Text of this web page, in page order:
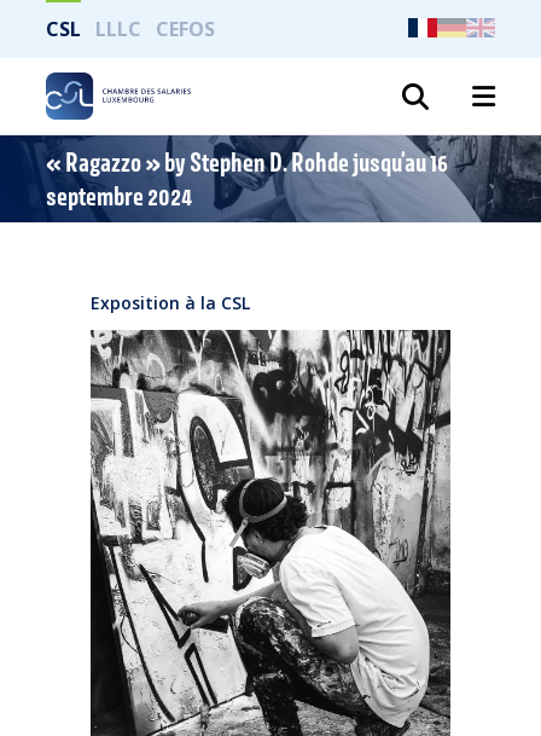
CSL LLLC CEFOS
« Ragazzo » by Stephen D. Rohde jusqu’au 16
septembre 2024
Exposition à la CSL